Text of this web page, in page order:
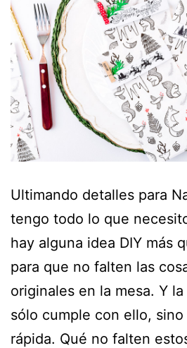
Ultimando detalles para
tengo todo lo que
hay alguna idea DIY más
para que no falten las
originales en la mesa. Y
sólo cumple con ello,
rápida. Qué no falten